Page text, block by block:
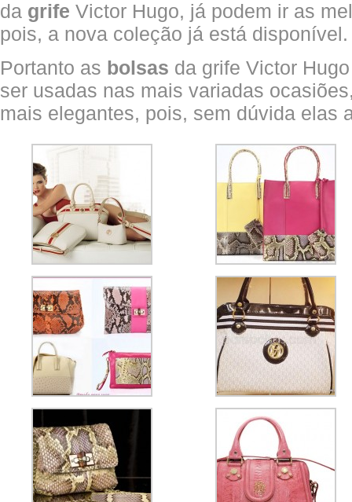
da grife Victor Hugo, já podem ir as
pois, a nova coleção já está disponível.
Portanto as bolsas da grife Victor
ser usadas nas mais variadas
mais elegantes, pois, sem dúvida elas